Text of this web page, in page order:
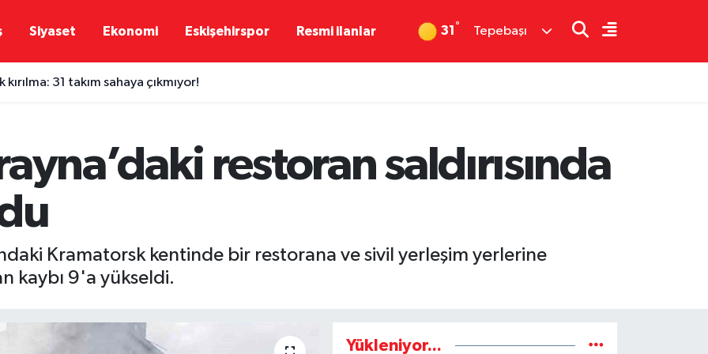
Siyaset Ekonomi Eskişehirspor Resmi ilanlar 31 ° Tepebaşı
kırılma: 31 takım sahaya çıkmıyor!
restoran saldırısında
Kramatorsk kentinde bir restorana ve sivil yerleşim yerlerine
kaybı 9'a yükseldi.
Yükleniyor...